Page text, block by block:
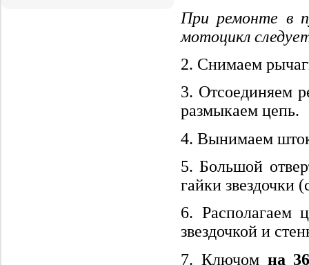
При ремонте в
мотоцикл
2. Снимаем
3. Отсоединяем
размыкаем цепь.
4. Вынимаем
5. Большой
гайки звездочки
6. Располагаем
звездочкой и
7. Ключом на